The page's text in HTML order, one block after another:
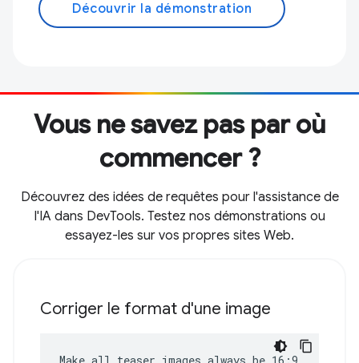
Découvrir la démonstration
Vous ne savez pas par où
commencer ?
Découvrez des idées de requêtes pour l'assistance de
l'IA dans DevTools. Testez nos démonstrations ou
essayez-les sur vos propres sites Web.
Corriger le format d'une image